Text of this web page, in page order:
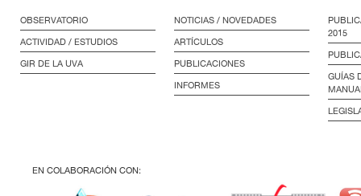
OBSERVATORIO
ACTIVIDAD / ESTUDIOS
GIR DE LA UVA
NOTICIAS / NOVEDADES
ARTÍCULOS
PUBLICACIONES
INFORMES
2015
GUÍAS
EN COLABORACIÓN CON: